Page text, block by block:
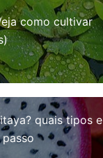
como cultivar
quais tipos e